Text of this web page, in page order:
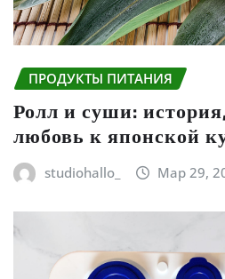
ПРОДУКТЫ ПИТАНИЯ
Ролл и суши:
любовь к японской
studiohallo_ Мар 29,